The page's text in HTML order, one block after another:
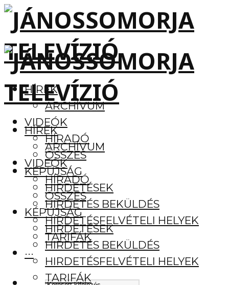
HÍREK
ARCHÍVUM
VIDEÓK
HÍRADÓ
ÖSSZES
KÉPÚJSÁG
HIRDETÉSEK
HIRDETÉS BEKÜLDÉS
HIRDETÉSFELVÉTELI HELYEK
TARIFÁK
···
HÍREK
ARCHÍVUM
VIDEÓK
HÍRADÓ
ÖSSZES
KÉPÚJSÁG
HIRDETÉSEK
HIRDETÉS BEKÜLDÉS
HIRDETÉSFELVÉTELI HELYEK
TARIFÁK